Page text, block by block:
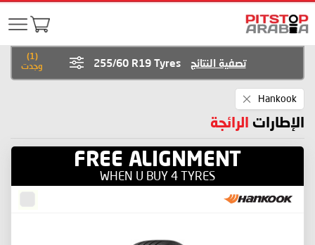
(
1
)
وجدت
تصفية النتائج 255/60 R19 Tyres
Hankook
This
Item
الإطارات الرائجة
FREE ALIGNMENT
WHEN U BUY 4 TYRES